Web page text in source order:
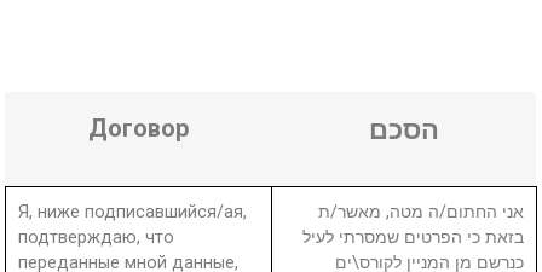
Договор הסכם
Я, ниже подписавшийся/ая,
подтверждаю, что
переданные мной данные,
אני החתום/ה מטה, מאשר/ת
בזאת כי הפרטים שמסרתי לעיל
כנרשם מן המניין לקורס\ים